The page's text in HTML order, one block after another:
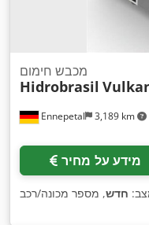
Ennepetal 3,189 km
מכבש חימום
Hidrobrasil
מידע על מחיר
חדש